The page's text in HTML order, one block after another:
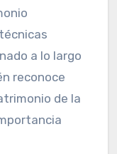
a lo largo
reconoce
de la